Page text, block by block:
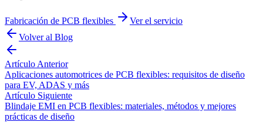
Fabricación de PCB flexibles
Ver el servicio
Volver al Blog
Artículo Anterior
Aplicaciones automotrices de PCB flexibles: requisitos de diseño
para EV, ADAS y más
Artículo Siguiente
Blindaje EMI en PCB flexibles: materiales, métodos y mejores
prácticas de diseño